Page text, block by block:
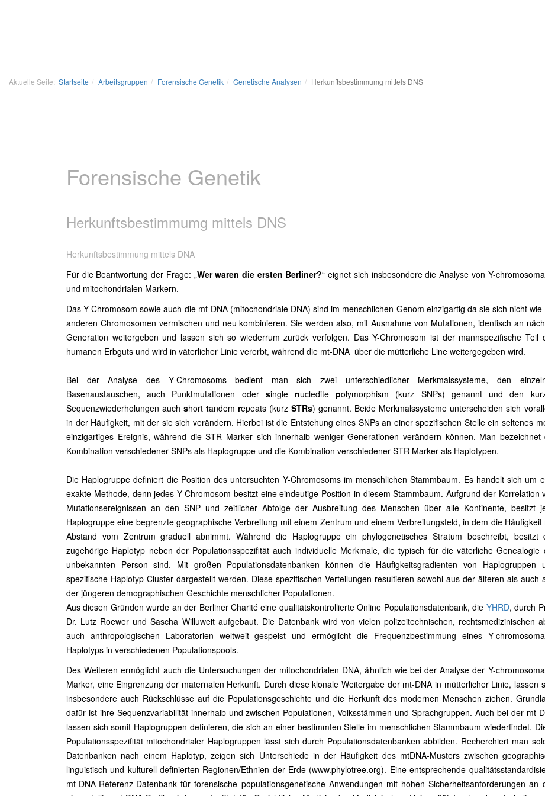
Aktuelle Seite: Startseite Arbeitsgruppen Forensische Genetik Genetische Analysen Herkunftsbestimmumg mittels DNS
Forensische Genetik
Herkunftsbestimmumg mittels DNS
Herkunftsbestimmung mittels DNA
Für die Beantwortung der Frage: „Wer waren die ersten Berliner?“ eignet sich insbesondere die Analyse von Y-
und mitochondrialen Markern.
Das Y-Chromosom sowie auch die mt-DNA (mitochondriale DNA) sind im menschlichen Genom einzigartig da sie sich nicht wie
anderen Chromosomen vermischen und neu kombinieren. Sie werden also, mit Ausnahme von Mutationen, identisch an
Generation weitergeben und lassen sich so wiederrum zurück verfolgen. Das Y-Chromosom ist der mannspezifische Teil
humanen Erbguts und wird in väterlicher Linie vererbt, während die mt-DNA über die mütterliche Line weitergegeben wird.
Bei der Analyse des Y-Chromosoms bedient man sich zwei unterschiedlicher Merkmalssysteme, den
Basenaustauschen, auch Punktmutationen oder singlenucleditepolymorphism (kurz SNPs) genannt und den
Sequenzwiederholungen auchshorttandemrepeats (kurzSTRs) genannt. Beide Merkmalssysteme unterscheiden sich
in der Häufigkeit, mit der sie sich verändern. Hierbei ist die Entstehung eines SNPs an einer spezifischen Stelle ein seltenes
einzigartiges Ereignis, während die STR Marker sich innerhalb weniger Generationen verändern können. Man bezeichnet
Kombination verschiedener SNPs als Haplogruppe und die Kombination verschiedener STR Marker als Haplotypen.
Die Haplogruppe definiert die Position des untersuchten Y-Chromosoms im menschlichen Stammbaum. Es handelt sich um
exakte Methode, denn jedes Y-Chromosom besitzt eine eindeutige Position in diesem Stammbaum. Aufgrund der Korrelation
Mutationsereignissen an den SNP und zeitlicher Abfolge der Ausbreitung des Menschen über alle Kontinente, besitzt
Haplogruppe eine begrenzte geographische Verbreitung mit einem Zentrum und einem Verbreitungsfeld, in dem die Häufigkeit
Abstand vom Zentrum graduell abnimmt. Während die Haplogruppe ein phylogenetisches Stratum beschreibt, besitzt
zugehörige Haplotyp neben der Populationsspezifität auch individuelle Merkmale, die typisch für die väterliche Genealogie
unbekannten Person sind. Mit großen Populationsdatenbanken können die Häufigkeitsgradienten von Haplogruppen
spezifische Haplotyp-Cluster dargestellt werden. Diese spezifischen Verteilungen resultieren sowohl aus der älteren als auch
der jüngeren demographischen Geschichte menschlicher Populationen.
Aus diesen Gründen wurde an der Berliner Charité eine qualitätskontrollierte Online Populationsdatenbank, die YHRD, durch
Dr. Lutz Roewer und Sascha Willuweit aufgebaut. Die Datenbank wird von vielen polizeitechnischen, rechtsmedizinischen
auch anthropologischen Laboratorien weltweit gespeist und ermöglicht die Frequenzbestimmung eines Y-
Haplotyps in verschiedenen Populationspools.
Des Weiteren ermöglicht auch die Untersuchungen der mitochondrialen DNA, ähnlich wie bei der Analyse der Y-
Marker, eine Eingrenzung der maternalen Herkunft. Durch diese klonale Weitergabe der mt-DNA in mütterlicher Linie, lassen
insbesondere auch Rückschlüsse auf die Populationsgeschichte und die Herkunft des modernen Menschen ziehen.
dafür ist ihre Sequenzvariabilität innerhalb und zwischen Populationen, Volksstämmen und Sprachgruppen. Auch bei der mt
lassen sich somit Haplogruppen definieren, die sich an einer bestimmten Stelle im menschlichen Stammbaum wiederfindet.
Populationsspezifität mitochondrialer Haplogruppen lässt sich durch Populationsdatenbanken abbilden. Recherchiert man
Datenbanken nach einem Haplotyp, zeigen sich Unterschiede in der Häufigkeit des mtDNA-Musters zwischen
linguistisch und kulturell definierten Regionen/Ethnien der Erde (www.phylotree.org). Eine entsprechende
mt-DNA-Referenz-Datenbank für forensische populationsgenetische Anwendungen mit hohen Sicherheitsanforderungen an